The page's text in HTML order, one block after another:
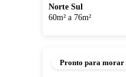
Norte Sul
60m² a 76m²
Pronto para morar